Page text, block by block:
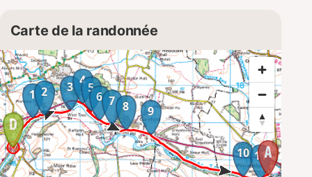
Carte de la randonnée
1 2 3 45
6 7 8 9
10 11